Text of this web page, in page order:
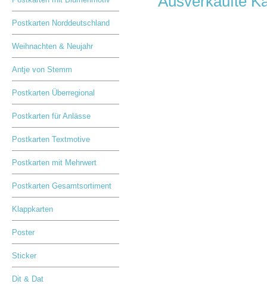
Postkarten Norddeutschland
Weihnachten & Neujahr
Antje von Stemm
Postkarten Überregional
Postkarten für Anlässe
Postkarten Textmotive
Postkarten mit Mehrwert
Postkarten Gesamtsortiment
Klappkarten
Poster
Sticker
Dit & Dat